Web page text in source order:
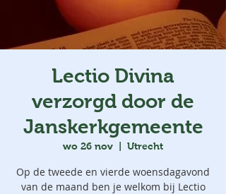
Lectio Divina
verzorgd door de
Janskerkgemeente
wo 26 nov Utrecht
Op de tweede en vierde woensdagavond
van de maand ben je welkom bij Lectio